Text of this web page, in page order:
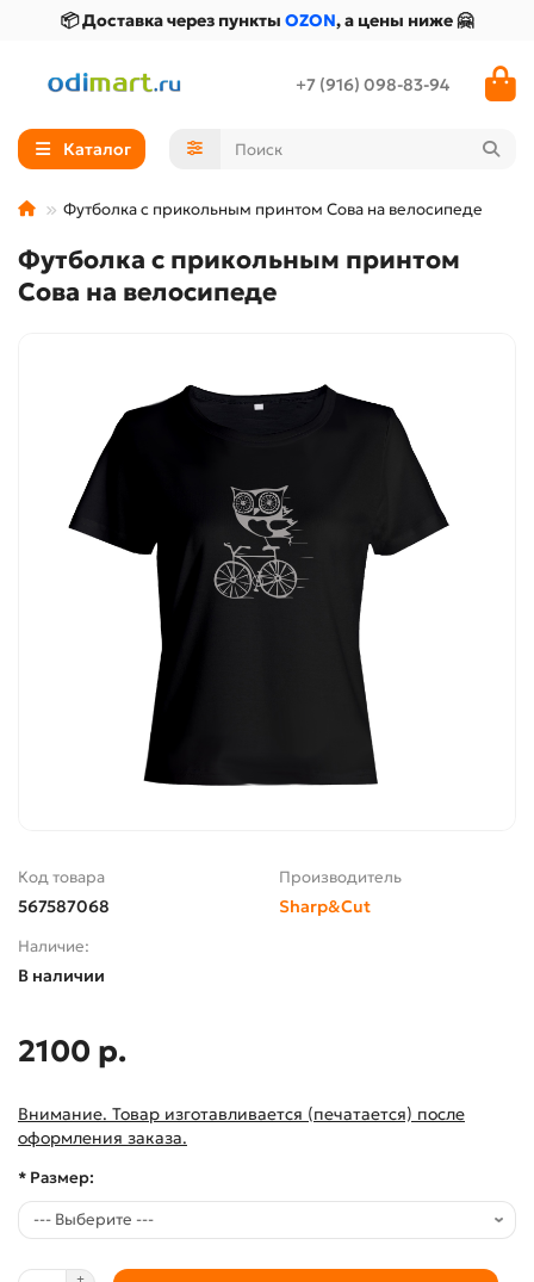
📦 Доставка через пункты OZON, а цены ниже 🤗
+7 (916) 098-83-94
Каталог
Футболка с прикольным принтом Сова на велосипеде
Футболка с прикольным принтом
Сова на велосипеде
Код товара
567587068
Производитель
Sharp&Cut
Наличие:
В наличии
2100 р.
Внимание. Товар изготавливается (печатается) после
оформления заказа.
* Размер: